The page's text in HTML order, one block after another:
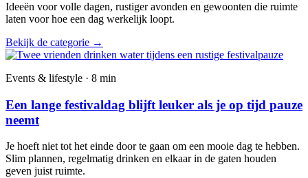
Ideeën voor volle dagen, rustiger avonden en gewoonten die ruimte
laten voor hoe een dag werkelijk loopt.
Bekijk de categorie →
Events & lifestyle · 8 min
Een lange festivaldag blijft leuker als je op tijd pauze
neemt
Je hoeft niet tot het einde door te gaan om een mooie dag te hebben.
Slim plannen, regelmatig drinken en elkaar in de gaten houden
geven juist ruimte.